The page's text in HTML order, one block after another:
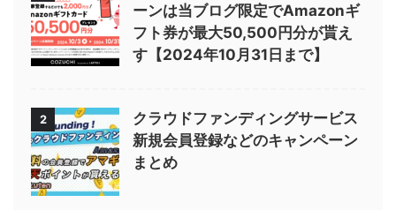
ーンは当ブログ限定でAmazonギ
フト券が最大50,500円分が貰え
す【2024年10月31日まで】
2
クラウドファンディングサービス
新規会員登録などのキャンペーン
まとめ